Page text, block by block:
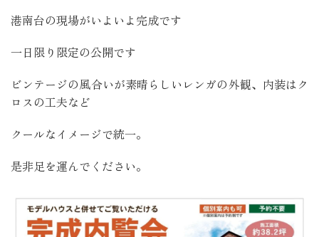
港南台の現場がいよいよ完成です
一日限り限定の公開です
ビンテージの風合いが素晴らしいレンガの外観、内装はク
ロスの工夫など
クールなイメージで統一。
是非足を運んでください。